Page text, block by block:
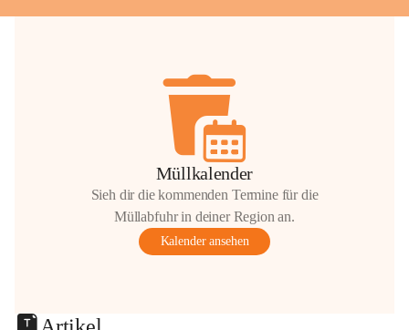
Müllkalender
Sieh dir die kommenden Termine für die
Müllabfuhr in deiner Region an.
Kalender ansehen